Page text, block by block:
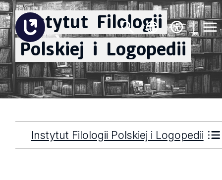
Instytut Filologii
Polskiej i Logopedii
Instytut Filologii Polskiej i Logopedii